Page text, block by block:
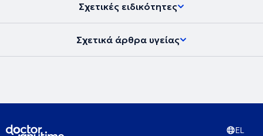
Σχετικές ειδικότητες
Σχετικά άρθρα υγείας
EL